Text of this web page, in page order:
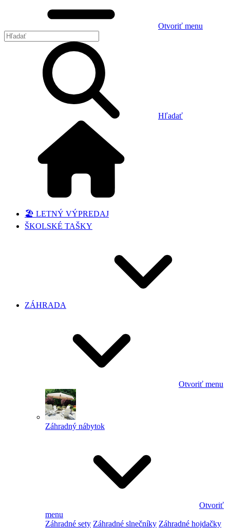
Otvoriť menu
Hľadať
🏖️ LETNÝ VÝPREDAJ
ŠKOLSKÉ TAŠKY
ZÁHRADA
Otvoriť menu
Záhradný nábytok
Otvoriť
menu
Záhradné sety Záhradné slnečníky Záhradné hojdačky